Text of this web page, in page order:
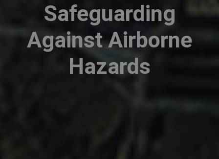
Safeguarding
Against Airborne
Hazards